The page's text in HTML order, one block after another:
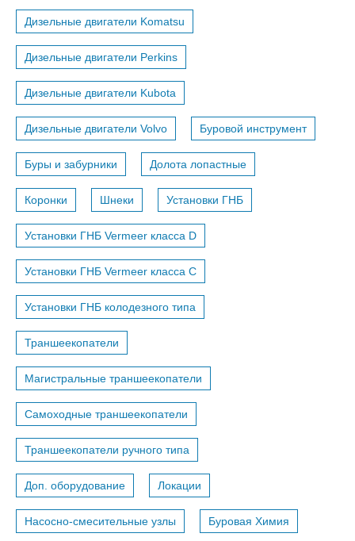
Дизельные двигатели Komatsu
Дизельные двигатели Perkins
Дизельные двигатели Kubota
Дизельные двигатели Volvo Буровой инструмент
Буры и забурники Долота лопастные
Коронки Шнеки Установки ГНБ
Установки ГНБ Vermeer класса D
Установки ГНБ Vermeer класса С
Установки ГНБ колодезного типа
Траншеекопатели
Магистральные траншеекопатели
Самоходные траншеекопатели
Траншеекопатели ручного типа
Доп. оборудование Локации
Насосно-смесительные узлы Буровая Химия